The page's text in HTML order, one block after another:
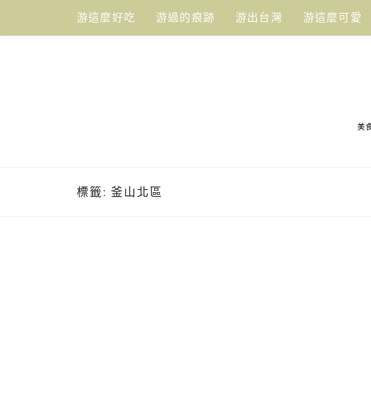
content
游這麼好吃 游過的痕跡 游出台灣 游這麼可愛
美
標籤: 釜山北區